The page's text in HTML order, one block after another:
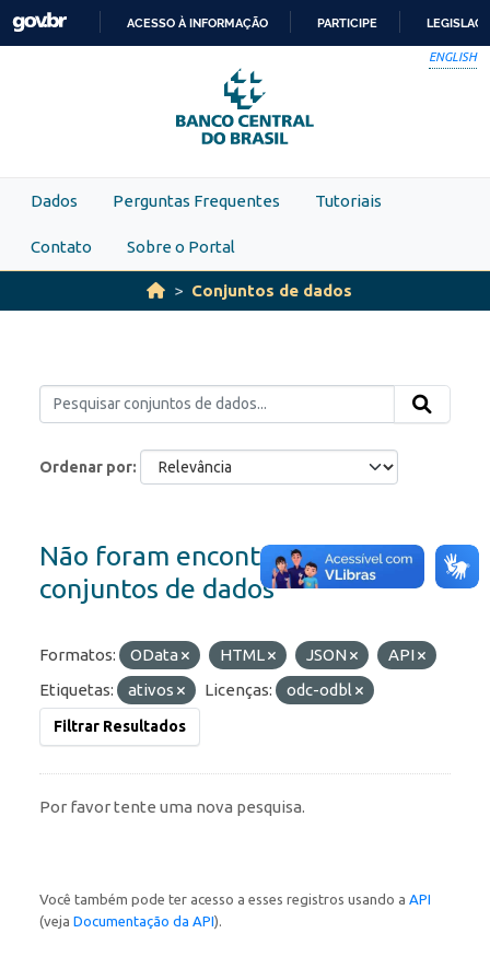
Skip to main content
PARA
O
CONTEÚDO
ACESSO À INFORMAÇÃO PARTICIPE
ENGLISH
Dados Perguntas Frequentes Tutoriais
Contato Sobre o Portal
Conjuntos de dados
Ordenar por
Não foram encontrados
conjuntos de dados
Formatos: OData HTML JSON
API
Etiquetas:
ativos Licenças: odc-odbl
Filtrar Resultados
Por favor tente uma nova pesquisa.
Você também pode ter acesso a esses registros usando a API
(veja Documentação da API).